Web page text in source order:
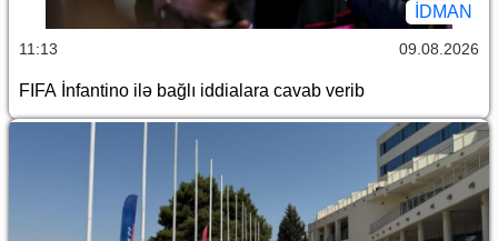
İDMAN
11:13 09.08.2026
FIFA İnfantino ilə bağlı iddialara cavab verib